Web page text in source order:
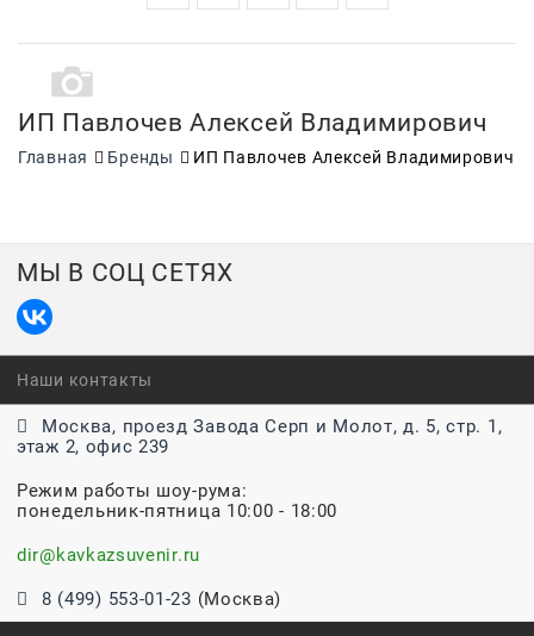
ИП Павлочев Алексей Владимирович
Главная Бренды ИП Павлочев Алексей Владимирович
МЫ В СОЦ СЕТЯХ
Наши контакты
Москва, проезд Завода Серп и Молот, д. 5, стр. 1,
этаж 2, офис 239
Режим работы шоу-рума:
понедельник-пятница 10:00 - 18:00
dir@kavkazsuvenir.ru
8 (499) 553-01-23 (Москва)